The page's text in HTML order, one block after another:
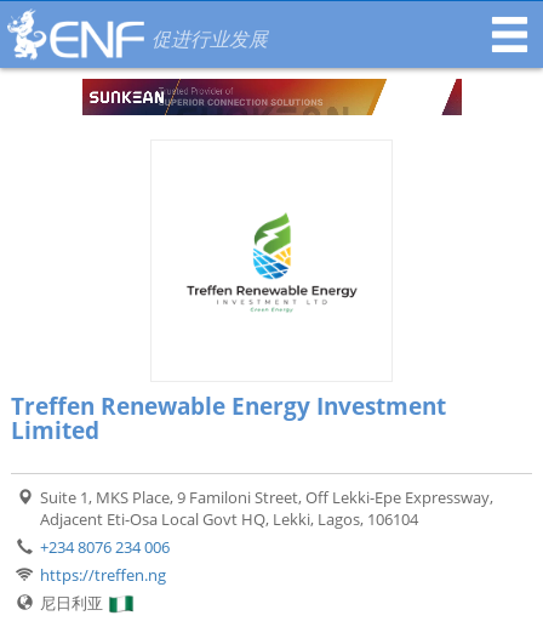
促进行业发展
Treffen Renewable Energy Investment
Limited
Suite 1, MKS Place, 9 Familoni Street, Off Lekki-Epe Expressway,
Adjacent Eti-Osa Local Govt HQ, Lekki, Lagos, 106104
+234 8076 234 006
https://treffen.ng
尼日利亚